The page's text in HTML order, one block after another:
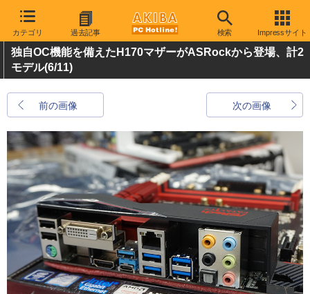
カテゴリ 過去記事 検索 Impressサイト
独自OC機能を備えたH170マザーがASRockから登場、計2
モデル(6/11)
前の画像 次の画像